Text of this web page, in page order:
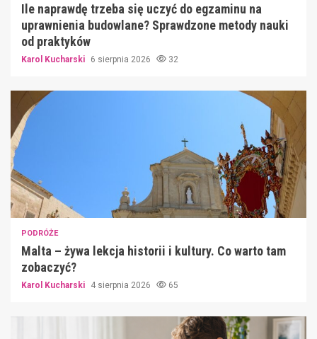
Ile naprawdę trzeba się uczyć do egzaminu na
uprawnienia budowlane? Sprawdzone metody nauki
od praktyków
Karol Kucharski 6 sierpnia 2026 32
PODRÓŻE
Malta – żywa lekcja historii i kultury. Co warto tam
zobaczyć?
Karol Kucharski 4 sierpnia 2026 65